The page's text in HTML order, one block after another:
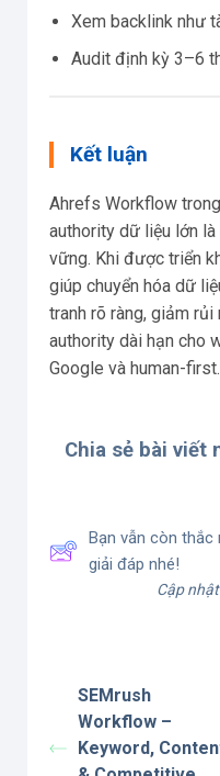
Xem backlink như
Audit định kỳ 3–6
Kết luận
Ahrefs Workflow
authority dữ liệu lớn là
vững. Khi được triển
giúp chuyển hóa dữ
tranh rõ ràng, giảm
authority dài hạn cho
Google và human-first.
Chia sẻ bài viết
Bạn vẫn còn
giải đáp nhé!
Cập
SEMrush
Workflow –
Keyword,